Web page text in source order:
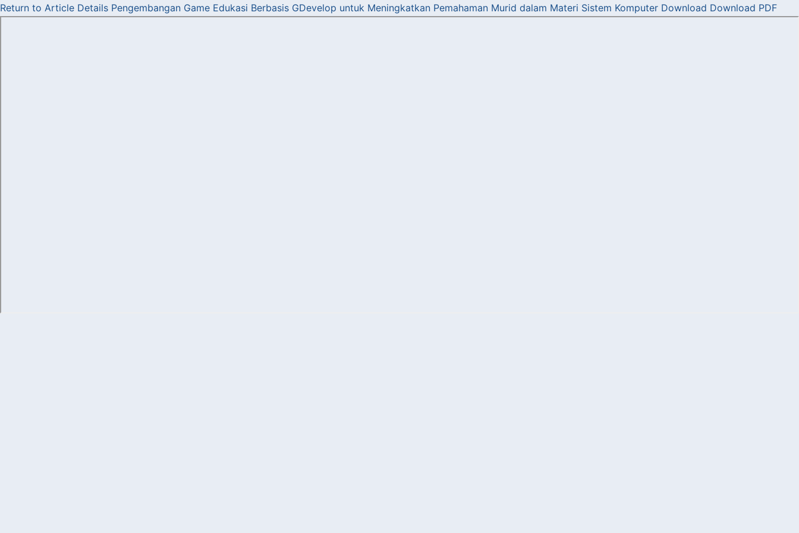
Return to Article Details Pengembangan Game Edukasi Berbasis GDevelop untuk Meningkatkan Pemahaman Murid dalam Materi Sistem Komputer Download Download PDF